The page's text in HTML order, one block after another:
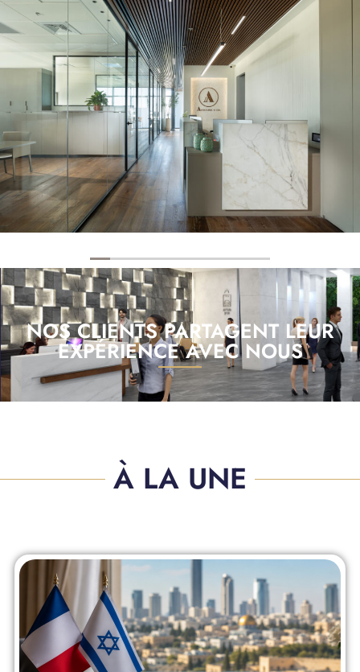
NOS CLIENTS PARTAGENT LEUR
EXPÉRIENCE AVEC NOUS
À LA UNE